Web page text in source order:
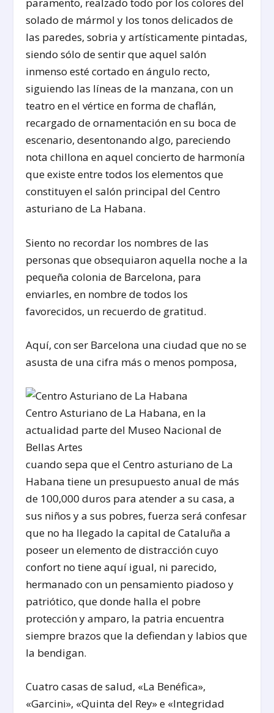
paramento, realzado todo por los colores del
solado de mármol y los tonos delicados de
las paredes, sobria y artísticamente pintadas,
siendo sólo de sentir que aquel salón
inmenso esté cortado en ángulo recto,
siguiendo las líneas de la manzana, con un
teatro en el vértice en forma de chaflán,
recargado de ornamentación en su boca de
escenario, desentonando algo, pareciendo
nota chillona en aquel concierto de harmonía
que existe entre todos los elementos que
constituyen el salón principal del Centro
asturiano de La Habana.
Siento no recordar los nombres de las
personas que obsequiaron aquella noche a la
pequeña colonia de Barcelona, para
enviarles, en nombre de todos los
favorecidos, un recuerdo de gratitud.
Aquí, con ser Barcelona una ciudad que no se
asusta de una cifra más o menos pomposa,
Centro Asturiano de La Habana, en la
actualidad parte del Museo Nacional de
Bellas Artes
cuando sepa que el Centro asturiano de La
Habana tiene un presupuesto anual de más
de 100,000 duros para atender a su casa, a
sus niños y a sus pobres, fuerza será confesar
que no ha llegado la capital de Cataluña a
poseer un elemento de distracción cuyo
confort no tiene aquí igual, ni parecido,
hermanado con un pensamiento piadoso y
patriótico, que donde halla el pobre
protección y amparo, la patria encuentra
siempre brazos que la defiendan y labios que
la bendigan.
Cuatro casas de salud, «La Benéfica»,
«Garcini», «Quinta del Rey» e «Integridad